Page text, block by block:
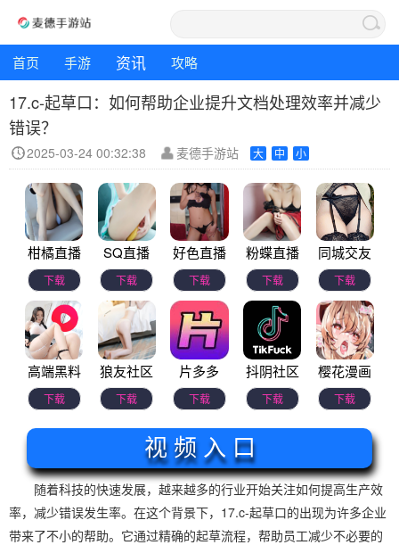
首页 手游 资讯 攻略
17.c-起草口：如何帮助企业提升文档处理效率并减少
错误？
2025-03-24 00:32:38 麦德手游站 大 中 小
柑橘直播
下载
SQ直播
下载
好色直播
下载
粉蝶直播
下载
同城交友
下载
高端黑料
下载
狼友社区
下载
片多多
下载
抖阴社区
下载
樱花漫画
下载
视 频 入 口
随着科技的快速发展，越来越多的行业开始关注如何提高生产效
率，减少错误发生率。在这个背景下，17.c-起草口的出现为许多企业
带来了不小的帮助。它通过精确的起草流程，帮助员工减少不必要的